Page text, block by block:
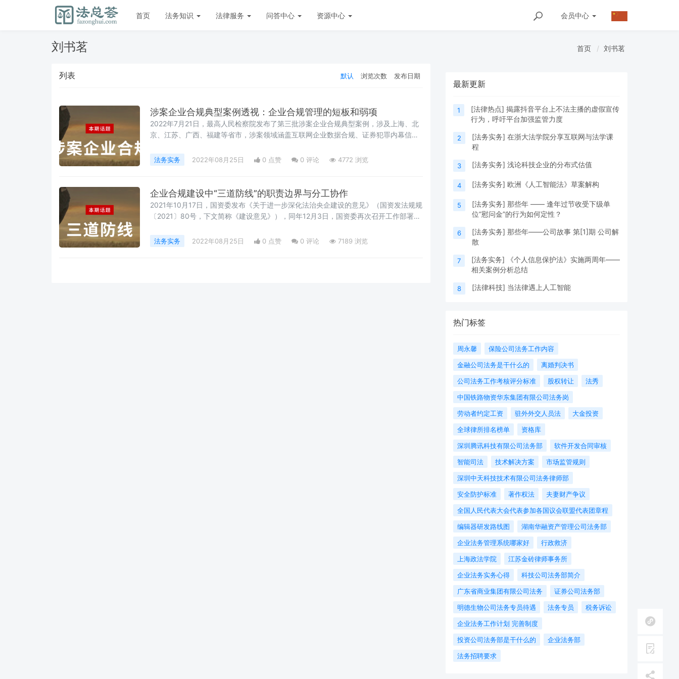
会员中心
首页 法务知识 法律服务 问答中心 资源中心
刘书茗 首页 刘书茗
列表 默认 浏览次数 发布日期
涉案企业合规典型案例透视：企业合规管理的短板和弱项
2022年7月21日，最高人民检察院发布了第三批涉案企业合规典型案例，涉及上海、北
京、江苏、广西、福建等省市，涉案领域涵盖互联网企业数据合规、证券犯罪内幕信息
同地域、不同行业的企业合规情况。最高检发布的合规典型案例，是对检察院涉案企业
合规改革试点工作的总结提高，但通过这些案例也反映了企业合规管理的诸多短板和弱
法务实务 2022年08月25日 0 点赞 0 评论 4772 浏览
企业合规建设中“三道防线”的职责边界与分工协作
2021年10月17日，国资委发布《关于进一步深化法治央企建设的意见》（国资发法规规
〔2021〕80号，下文简称《建设意见》），同年12月3日，国资委再次召开工作部署
制，健全企业主要负责人领导、总法律顾问牵头、法务管理机构归口、相关部门协同联
动的合规管理体系。在此背景下，2022年4月1日，《中央企业合规管理办
法务实务 2022年08月25日 0 点赞 0 评论 7189 浏览
最新更新
1 [法律热点] 揭露抖音平台上不法主播的虚假宣传
行为，呼吁平台加强监管力度
2 [法务实务] 在浙大法学院分享互联网与法学课
程
3 [法务实务] 浅论科技企业的分布式估值
4 [法务实务] 欧洲《人工智能法》草案解构
5 [法务实务] 那些年 —— 逢年过节收受下级单
位“慰问金”的行为如何定性？
6 [法务实务] 那些年——公司故事 第[1]期 公司解
散
7 [法务实务]
《个人信息保护法》实施两周年——
相关案例分析总结
8 [法律科技] 当法律遇上人工智能
热门标签
周永馨
保险公司法务工作内容
金融公司法务是干什么的
离婚判决书
公司法务工作考核评分标准
股权转让
法秀
中国铁路物资华东集团有限公司法务岗
劳动者约定工资
驻外外交人员法
大金投资
全球律所排名榜单
资格库
深圳腾讯科技有限公司法务部
软件开发合同审核
智能司法
技术解决方案
市场监管规则
深圳中天科技技术有限公司法务律师部
安全防护标准
著作权法
夫妻财产争议
全国人民代表大会代表参加各国议会联盟代表团章程
编辑器研发路线图
湖南华融资产管理公司法务部
企业法务管理系统哪家好
行政救济
上海政法学院
江苏金砖律师事务所
企业法务实务心得
科技公司法务部简介
广东省商业集团有限公司法务
证券公司法务部
明德生物公司法务专员待遇
法务专员
税务诉讼
企业法务工作计划 完善制度
投资公司法务部是干什么的
企业法务部
法务招聘要求